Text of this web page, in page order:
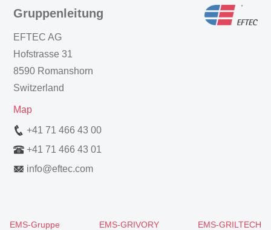
Gruppenleitung
EFTEC AG
Hofstrasse 31
8590 Romanshorn
Switzerland
Map
+41 71 466 43 00
+41 71 466 43 01
info@eftec.com
EMS-Gruppe EMS-GRIVORY EMS-GRILTECH